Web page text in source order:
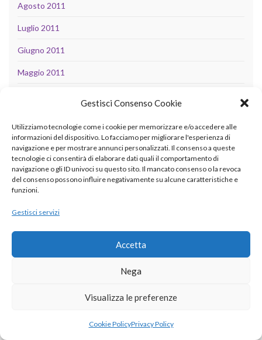
Gestisci Consenso Cookie
Utilizziamo tecnologie come i cookie per memorizzare e/o accedere alle
informazioni del dispositivo. Lo facciamo per migliorare l'esperienza di
navigazione e per mostrare annunci personalizzati. Il consenso a queste
tecnologie ci consentirà di elaborare dati quali il comportamento di
navigazione o gli ID univoci su questo sito. Il mancato consenso o la revoca
del consenso possono influire negativamente su alcune caratteristiche e
funzioni.
Gestisci servizi
Accetta
Nega
Visualizza le preferenze
Cookie PolicyPrivacy Policy
Agosto 2011
Luglio 2011
Giugno 2011
Maggio 2011
Febbraio 2011
Gennaio 2011
Dicembre 2010